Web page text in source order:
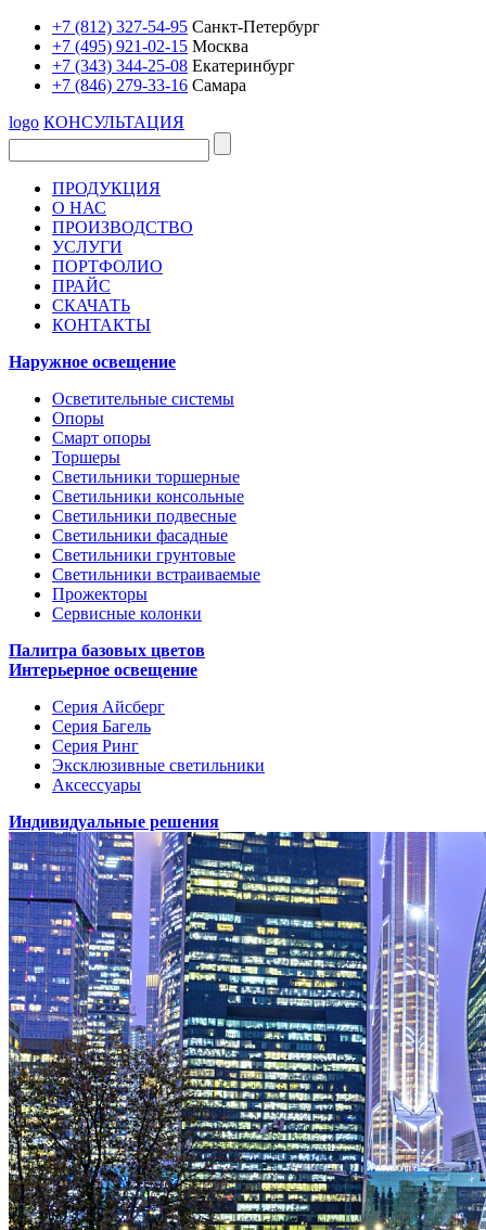
+7 (812) 327-54-95 Санкт-Петербург
+7 (495) 921-02-15 Москва
+7 (343) 344-25-08 Екатеринбург
+7 (846) 279-33-16 Самара
logo КОНСУЛЬТАЦИЯ
ПРОДУКЦИЯ
О НАС
ПРОИЗВОДСТВО
УСЛУГИ
ПОРТФОЛИО
ПРАЙС
СКАЧАТЬ
КОНТАКТЫ
Наружное освещение
Осветительные системы
Опоры
Смарт опоры
Торшеры
Светильники торшерные
Светильники консольные
Светильники подвесные
Светильники фасадные
Светильники грунтовые
Светильники встраиваемые
Прожекторы
Сервисные колонки
Палитра базовых цветов
Интерьерное освещение
Серия Айсберг
Серия Багель
Серия Ринг
Эксклюзивные светильники
Аксессуары
Индивидуальные решения